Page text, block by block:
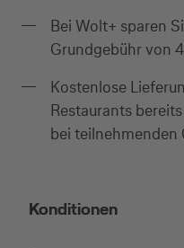
Bei Wolt+ sparen
Grundgebühr von
Kostenlose
Restaurants
bei teilnehmenden
Konditionen